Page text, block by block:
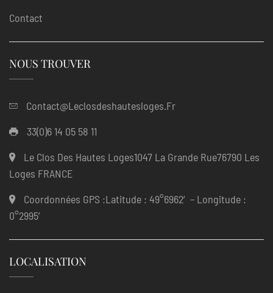
Contact
NOUS TROUVER
Contact@leclosdeshautesloges.fr
33(0)6 14 05 58 11
Le Clos Des Hautes Loges1047 La Grande Rue76790 Les
Loges FRANCE
Coordonnées GPS :Latitude : 49°6962′ – Longitude :
0°2995′
LOCALISATION